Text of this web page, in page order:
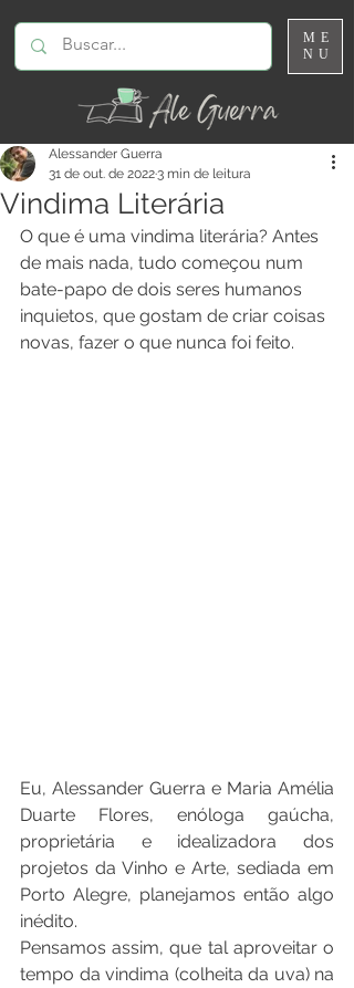
ME
NU
Vindima Literária
Alessander Guerra
31 de out. de 20223 min de leitura
O que é uma vindima literária? Antes
de mais nada, tudo começou num
bate-papo de dois seres humanos
inquietos, que gostam de criar coisas
novas, fazer o que nunca foi feito.
Eu, Alessander Guerra e Maria Amélia
Duarte Flores, enóloga gaúcha,
proprietária e idealizadora dos
projetos da Vinho e Arte, sediada em
Porto Alegre, planejamos então algo
inédito.
Pensamos assim, que tal aproveitar o
tempo da vindima (colheita da uva) na